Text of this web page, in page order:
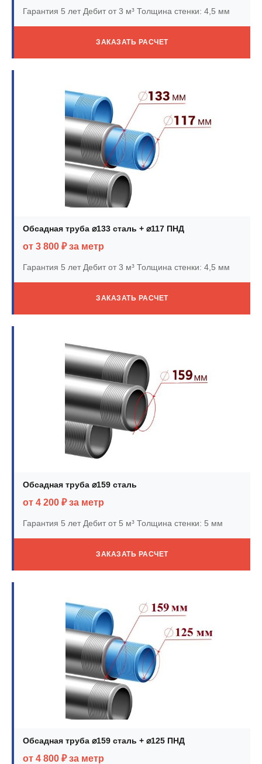
Гарантия 5 летДебит от 3 м³ Толщина стенки: 4,5 мм
ЗАКАЗАТЬ РАСЧЕТ
Обсадная труба ⌀133 сталь + ⌀117 ПНД
от 3 800 ₽ за метр
Гарантия 5 летДебит от 3 м³ Толщина стенки: 4,5 мм
ЗАКАЗАТЬ РАСЧЕТ
Обсадная труба ⌀159 сталь
от 4 200 ₽ за метр
Гарантия 5 летДебит от 5 м³ Толщина стенки: 5 мм
ЗАКАЗАТЬ РАСЧЕТ
Обсадная труба ⌀159 сталь + ⌀125 ПНД
от 4 800 ₽ за метр